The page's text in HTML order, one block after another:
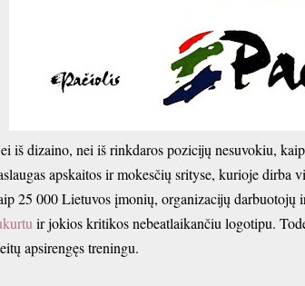
iš dizaino, nei iš rinkdaros pozicijų nesuvokiu,
apskaitos ir mokesčių srityse, kurioje
25 000 Lietuvos įmonių, organizacijų
ir jokios kritikos nebeatlaikančiu logotipu.
apsirengęs treningu.